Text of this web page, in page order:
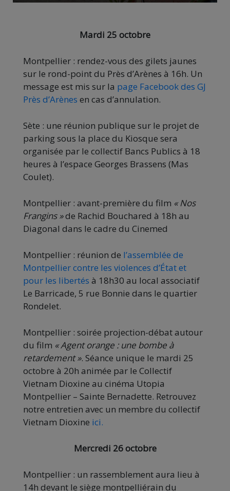
Mardi 25 octobre
Montpellier : rendez-vous des gilets jaunes
sur le rond-point du Près d’Arènes à 16h. Un
message est mis sur la page Facebook des GJ
Près d’Arènes en cas d’annulation.
Sète : une réunion publique sur le projet de
parking sous la place du Kiosque sera
organisée par le collectif Bancs Publics à 18
heures à l’espace Georges Brassens (Mas
Coulet).
Montpellier : avant-première du film « Nos
Frangins »de Rachid Bouchared à 18h au
Diagonal dans le cadre du Cinemed
Montpellier : réunion de l’assemblée de
Montpellier contre les violences d’État et
pour les libertés à 18h30 au local associatif
Le Barricade, 5 rue Bonnie dans le quartier
Rondelet.
Montpellier : soirée projection-débat autour
du film « Agent orange : une bombe à
retardement ». Séance unique le mardi 25
octobre à 20h animée par le Collectif
Vietnam Dioxine au cinéma Utopia
Montpellier – Sainte Bernadette. Retrouvez
notre entretien avec un membre du collectif
Vietnam Dioxine ici.
Mercredi 26 octobre
Montpellier : un rassemblement aura lieu à
14h devant le siège montpelliérain du